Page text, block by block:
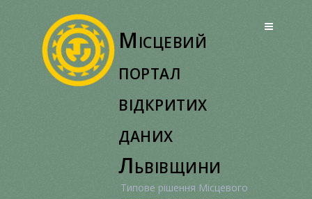
Місцевий
портал
відкритих
даних
Львівщини
Типове рішення Місцевого